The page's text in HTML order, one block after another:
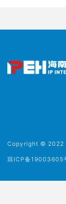
Copyright © 2022
琼ICP备19003605